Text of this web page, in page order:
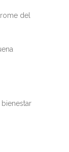
del